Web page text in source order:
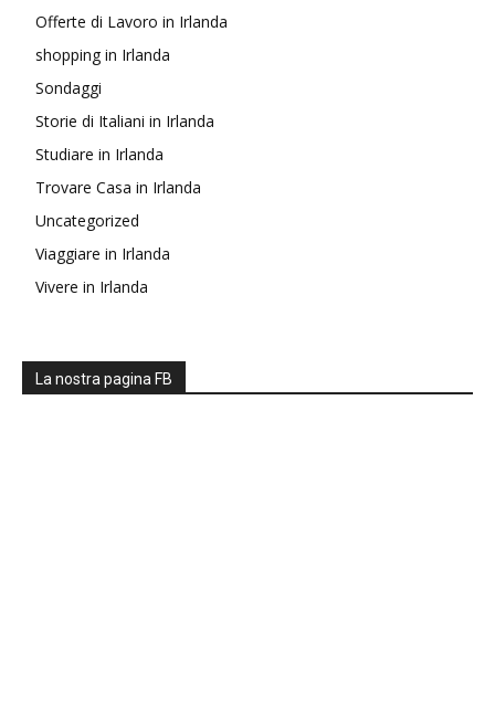
Offerte di Lavoro in Irlanda
shopping in Irlanda
Sondaggi
Storie di Italiani in Irlanda
Studiare in Irlanda
Trovare Casa in Irlanda
Uncategorized
Viaggiare in Irlanda
Vivere in Irlanda
La nostra pagina FB